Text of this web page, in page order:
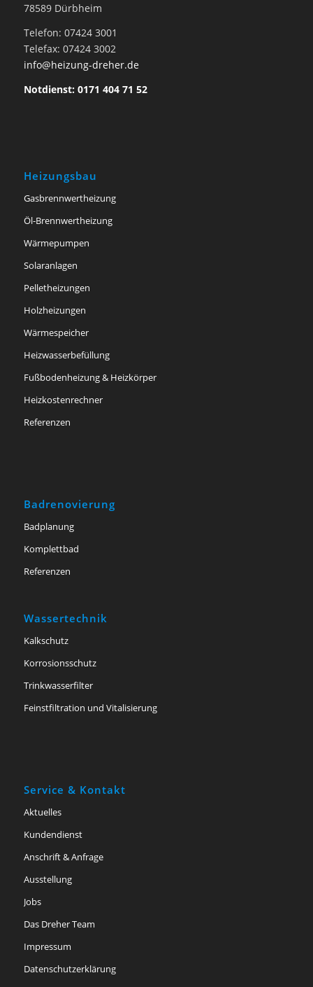
78589 Dürbheim
Telefon: 07424 3001
Telefax: 07424 3002
info@heizung-dreher.de
Notdienst: 0171 404 71 52
Heizungsbau
Gasbrennwertheizung
Öl-Brennwertheizung
Wärmepumpen
Solaranlagen
Pelletheizungen
Holzheizungen
Wärmespeicher
Heizwasserbefüllung
Fußbodenheizung & Heizkörper
Heizkostenrechner
Referenzen
Badrenovierung
Badplanung
Komplettbad
Referenzen
Wassertechnik
Kalkschutz
Korrosionsschutz
Trinkwasserfilter
Feinstfiltration und Vitalisierung
Service & Kontakt
Aktuelles
Kundendienst
Anschrift & Anfrage
Ausstellung
Jobs
Das Dreher Team
Impressum
Datenschutzerklärung